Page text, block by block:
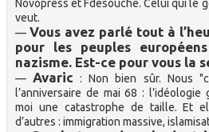
Novopress et Fdesouche. Celui qui le
veut.
— Vous avez parlé tout à
pour les peuples
nazisme. Est-ce pour vous la
—Avaric : Non bien sûr. Nous
l’anniversaire de mai 68 :
moi une catastrophe de taille. Et
d’autres : immigration massive,